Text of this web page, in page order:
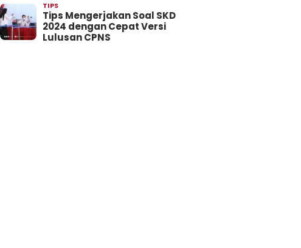
TIPS
Tips Mengerjakan Soal SKD
2024 dengan Cepat Versi
Lulusan CPNS